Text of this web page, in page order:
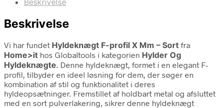
Beskrivelse
Beskrivelse
Vi har fundet Hyldeknægt F-profil X Mm – Sort fra
Home>it hos Globaltools i kategorien Hylder Og
Hyldeknægte. Denne hyldeknægt, formet i en elegant F-
profil, tilbyder en ideel løsning for dem, der søger en
kombination af stil og funktionalitet i deres
hyldeopsætninger. Fremstillet af holdbart metal og afsluttet
med en sort pulverlakering, sikrer denne hyldeknægt